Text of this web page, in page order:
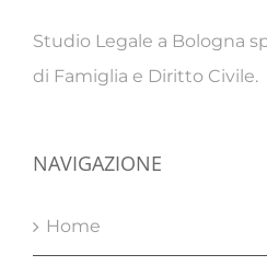
Studio Legale a Bologna
di Famiglia e Diritto Civile.
NAVIGAZIONE
Home